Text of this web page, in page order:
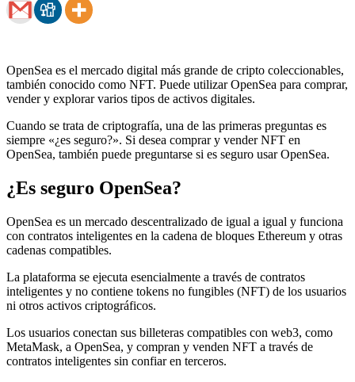
OpenSea es el mercado digital más grande de cripto coleccionables,
también conocido como NFT. Puede utilizar OpenSea para comprar,
vender y explorar varios tipos de activos digitales.
Cuando se trata de criptografía, una de las primeras preguntas es
siempre «¿es seguro?». Si desea comprar y vender NFT en
OpenSea, también puede preguntarse si es seguro usar OpenSea.
¿Es seguro OpenSea?
OpenSea es un mercado descentralizado de igual a igual y funciona
con contratos inteligentes en la cadena de bloques Ethereum y otras
cadenas compatibles.
La plataforma se ejecuta esencialmente a través de contratos
inteligentes y no contiene tokens no fungibles (NFT) de los usuarios
ni otros activos criptográficos.
Los usuarios conectan sus billeteras compatibles con web3, como
MetaMask, a OpenSea, y compran y venden NFT a través de
contratos inteligentes sin confiar en terceros.